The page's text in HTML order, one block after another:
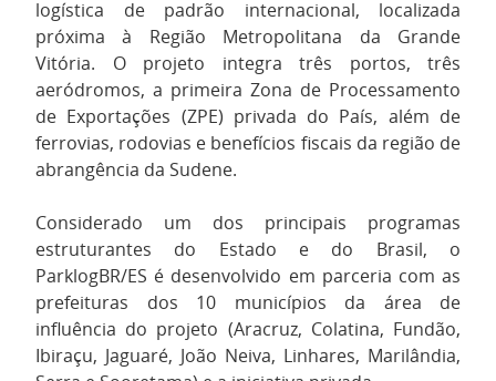
logística de padrão internacional, localizada
próxima à Região Metropolitana da Grande
Vitória. O projeto integra três portos, três
aeródromos, a primeira Zona de Processamento
de Exportações (ZPE) privada do País, além de
ferrovias, rodovias e benefícios fiscais da região de
abrangência da Sudene.
Considerado um dos principais programas
estruturantes do Estado e do Brasil, o
ParklogBR/ES é desenvolvido em parceria com as
prefeituras dos 10 municípios da área de
influência do projeto (Aracruz, Colatina, Fundão,
Ibiraçu, Jaguaré, João Neiva, Linhares, Marilândia,